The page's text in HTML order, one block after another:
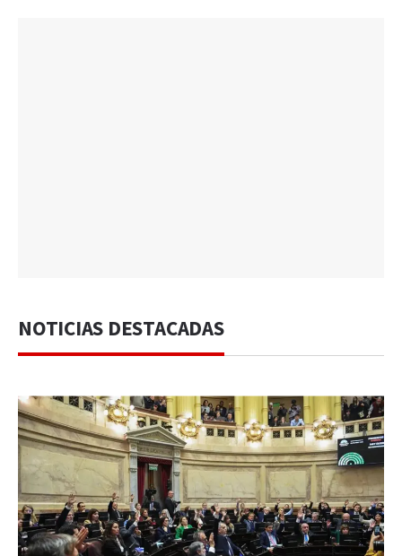
NOTICIAS DESTACADAS